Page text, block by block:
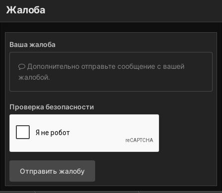
Жалоба
Ваша жалоба
Дополнительно отправьте сообщение с вашей
жалобой.
Проверка безопасности
Отправить жалобу